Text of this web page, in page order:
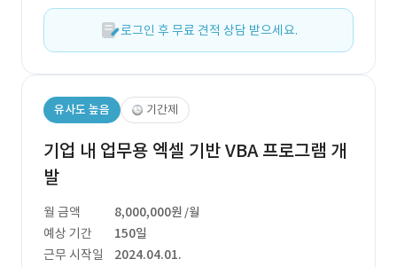
로그인 후 무료 견적 상담 받으세요.
유사도 높음 기간제
기업 내 업무용 엑셀 기반 VBA 프로그램 개
발
월 금액 8,000,000원 /월
예상 기간
150일
근무 시작일
2024.04.01.